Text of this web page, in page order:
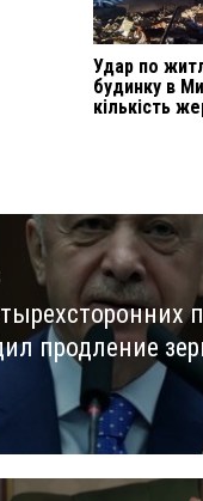
Удар по
будинку в
кількість
продление